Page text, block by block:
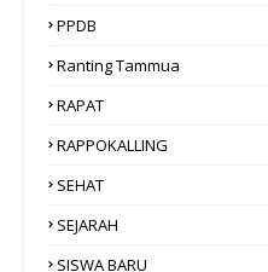
PPDB
Ranting Tammua
RAPAT
RAPPOKALLING
SEHAT
SEJARAH
SISWA BARU